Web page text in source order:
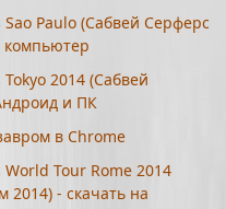
Paulo (Сабвей Серферс
компьютер
2014 (Сабвей
и ПК
в Chrome
Tour Rome 2014
2014) - скачать на